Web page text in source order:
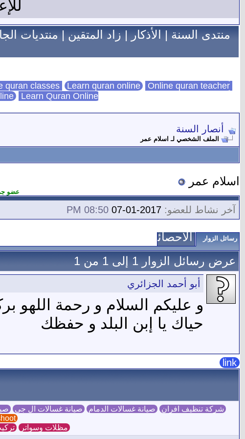
منتدى السنة|الأذكار|زاد المتقين|منتديات
Learn quran online Online quran teacher
Learn Quran Online
أنصار السنة
الملف الشخصي لـ اسلام عمر
اسلام عمر
عضو
آخر نشاط للعضو: 08:50 PM
رسائل الزوار
الاحصائيات
عرض رسائل الزوار 1 إلى
1من1
أبو أحمد الجزائري
و عليكم السلام و رحمة اللهو
حياك يا إبن البلد و حفظك
link
شركة تنظيف افران صيانة غسالات الدمام صيانة غسالات ال جي
yalla shoot
مظلات وسواتر